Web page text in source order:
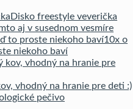
Disko freestyle veverička
aj v susednom vesmíre
10x o
niekoho baví
vhodný na hranie pre deti :)
pečivo